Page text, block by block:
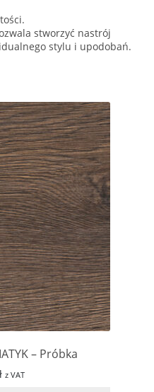
stworzyć nastrój
stylu i upodobań.
– Próbka
z VAT